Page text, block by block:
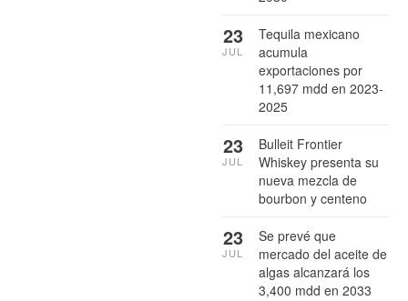
Tequila mexicano
acumula
exportaciones por
11,697 mdd en 2023-
2025
23
JUL
Bulleit Frontier
Whiskey presenta su
nueva mezcla de
bourbon y centeno
23
JUL
Se prevé que
mercado del aceite de
algas alcanzará los
3,400 mdd en 2033
23
JUL